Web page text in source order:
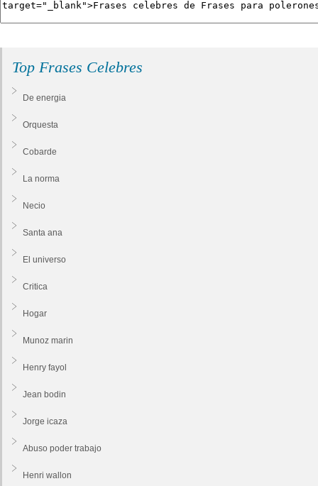
Top Frases Celebres
De energia
Orquesta
Cobarde
La norma
Necio
Santa ana
El universo
Critica
Hogar
Munoz marin
Henry fayol
Jean bodin
Jorge icaza
Abuso poder trabajo
Henri wallon